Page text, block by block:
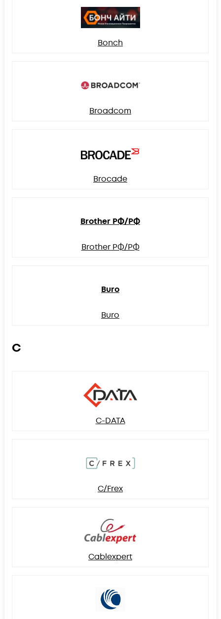
Bonch
Broadcom
Brocade
Brother РФ/РФ
Brother РФ/РФ
Buro
Buro
C
C-DATA
C/Frex
Cablexpert